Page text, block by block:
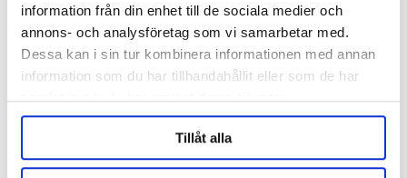
information från din enhet till de sociala medier och
annons- och analysföretag som vi samarbetar med.
Dessa kan i sin tur kombinera informationen med annan
information som du har tillhandahållit eller som de har
samlat in när du har använt deras tjänster.
Tillåt alla
Brewtools
Tri-Clamp 34 mm Brewtools
Brewtools
Silicone Gasket 34 mm TC
DN20 Brewtools
OTHERS ALSO BOUGHT